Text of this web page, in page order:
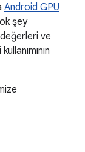
Android GPU
şey
ve